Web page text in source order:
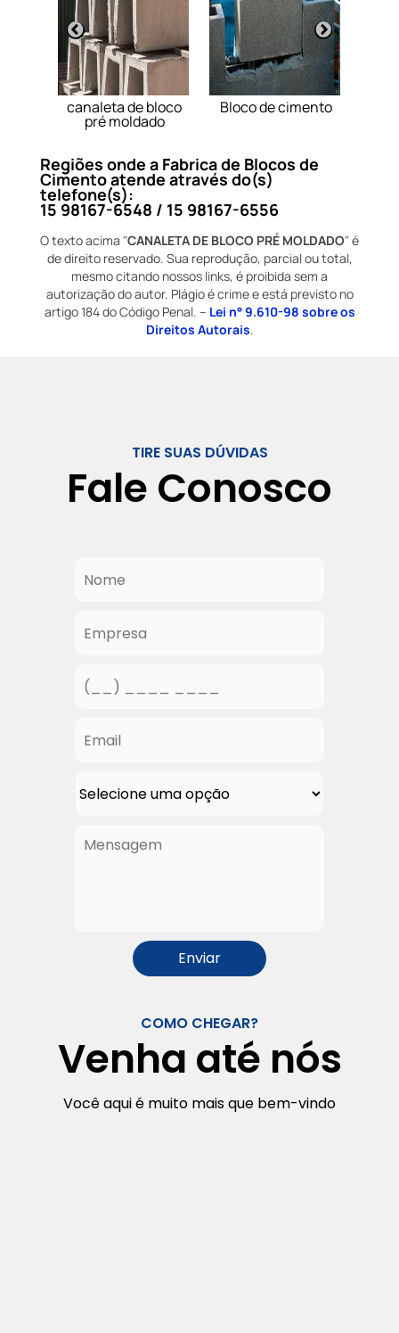
canaleta de bloco
pré moldado
Bloco de cimento
Regiões onde a Fabrica de Blocos de
Cimento atende através do(s)
telefone(s):
15 98167-6548 / 15 98167-6556
O texto acima "CANALETA DE BLOCO PRÉ MOLDADO" é
de direito reservado. Sua reprodução, parcial ou total,
mesmo citando nossos links, é proibida sem a
autorização do autor. Plágio é crime e está previsto no
artigo 184 do Código Penal. – Lei n° 9.610-98 sobre os
Direitos Autorais.
TIRE SUAS DÚVIDAS
Fale Conosco
COMO CHEGAR?
Venha até nós
Você aqui é muito mais que bem-vindo